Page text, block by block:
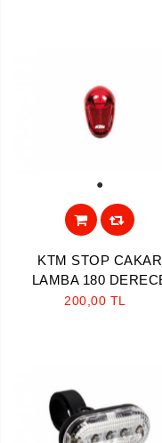
KTM STOP CAKAR
LAMBA 180
200,00 TL